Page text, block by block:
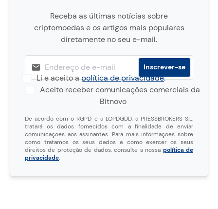
Receba as últimas notícias sobre
criptomoedas e os artigos mais populares
diretamente no seu e-mail.
Li e aceito apolítica de privacidade.
Aceito receber comunicações comerciais da
Bitnovo
De acordo com o RGPD e a LOPDGDD, a PRESSBROKERS S.L.
tratará os dados fornecidos com a finalidade de enviar
comunicações aos assinantes. Para mais informações sobre
como tratamos os seus dados e como exercer os seus
direitos de proteção de dados, consulte a nossa política de
privacidade.